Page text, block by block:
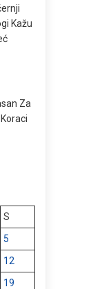
Kažu
Za
S
5
12
19